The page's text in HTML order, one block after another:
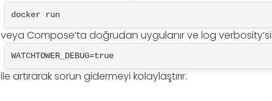
docker run
veya Compose’ta doğrudan uygulanır ve log
WATCHTOWER_DEBUG=true
ile artırarak sorun gidermeyi kolaylaştırır.